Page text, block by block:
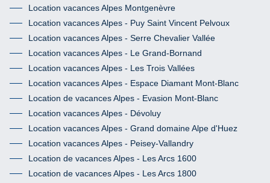
Location vacances Alpes Montgenèvre
Location vacances Alpes - Puy Saint Vincent Pelvoux
Location vacances Alpes - Serre Chevalier Vallée
Location vacances Alpes - Le Grand-Bornand
Location vacances Alpes - Les Trois Vallées
Location vacances Alpes - Espace Diamant Mont-Blanc
Location de vacances Alpes - Evasion Mont-Blanc
Location vacances Alpes - Dévoluy
Location vacances Alpes - Grand domaine Alpe d'Huez
Location vacances Alpes - Peisey-Vallandry
Location de vacances Alpes - Les Arcs 1600
Location de vacances Alpes - Les Arcs 1800